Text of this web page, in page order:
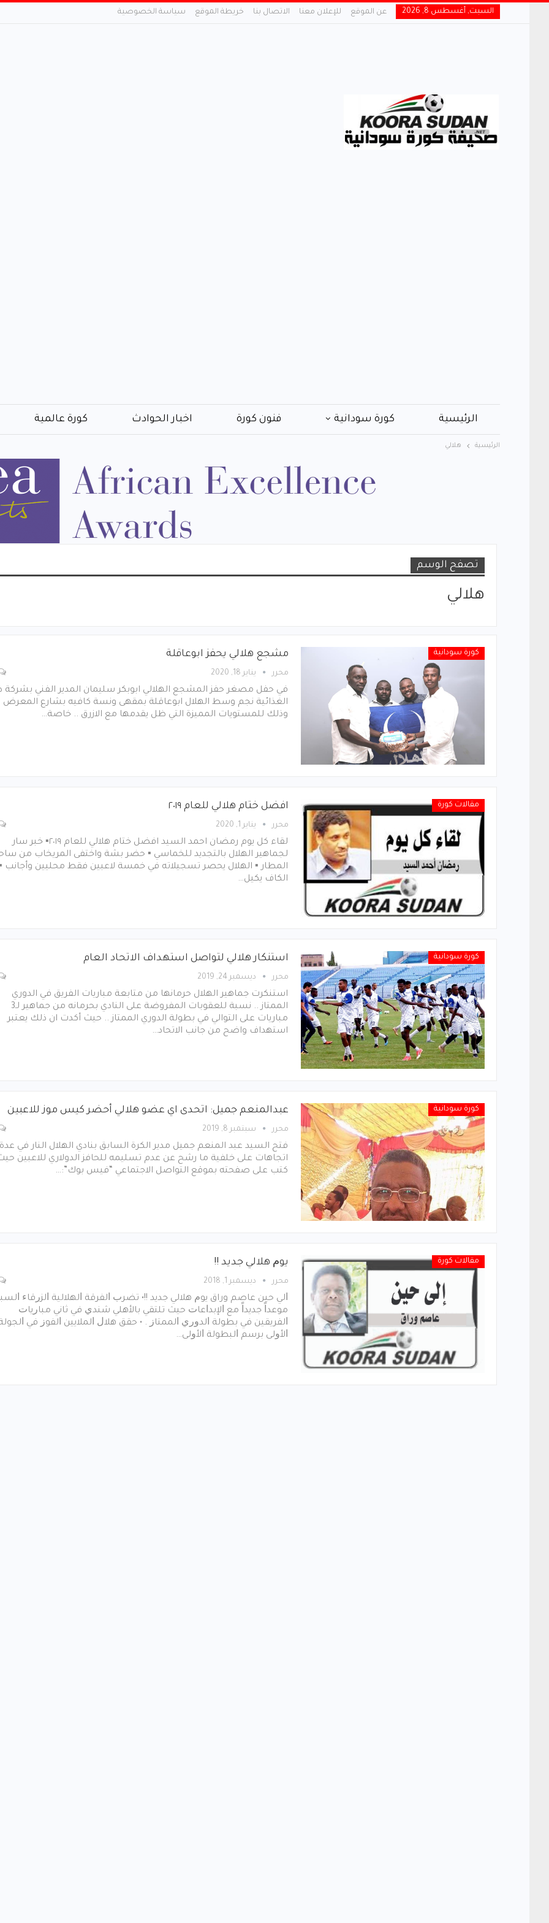
السبت, أغسطس 8, 2026 عن الموقع للإعلان معنا الاتصال بنا خريطة الموقع سياسة الخصوصية
الرئيسية كورة سودانية فنون كورة اخبار الحوادث كورة عالمية
الرئيسية ﻫﻼﻟﻲ
تصفح الوسم
ﻫﻼﻟﻲ
كورة سودانية مشجع هلالي يحفز ابوعاقلة
محرر يناير 18, 2020
في حفل مصغر حفز المشجع الهلالي ابوبكر سليمان المدير الفني بشركة
الغذائية نجم وسط الهلال ابوعاقلة بمقهى ونسة كافيه بشارع المعرض
وذلك للمستويات المميزة التي ظل يقدمها مع الازرق .. خاصة…
مقالات كورة افضل ختام هلالي للعام ٢٠١٩
محرر يناير 1, 2020
لقاء كل يوم رمضان احمد السيد افضل ختام هلالي للعام ٢٠١٩▪︎ خبر سار
لجماهير الهلال بالتجديد للخماسي ▪︎ حضر بشة واختفى المريخاب من
المطار ▪︎ الهلال يحصر تسجيلاته في خمسة لاعبين فقط محليين وأجانب
الكاف يكيل…
كورة سودانية استنكار هلالي لتواصل استهداف الاتحاد العام
محرر ديسمبر 24, 2019
استنكرت جماهير الهلال حرمانها من متابعة مباريات الفريق في الدوري
الممتاز .. نسبة للعقوبات المفروضة على النادي بحرمانه من جماهير لـ3
مباريات على التوالي في بطولة الدوري الممتاز .. حيث أكدت ان ذلك يعتبر
استهداف واضح من جانب الاتحاد…
كورة سودانية عبدالمنعم جميل: اتحدى اي عضو هلالي أحضر كيس موز للاعبين
محرر سبتمبر 8, 2019
فتح السيد عبد المنعم جميل مدير الكرة السابق بنادي الهلال النار في عدة
اتجاهات على خلفية ما رشح عن عدم تسليمه للحافز الدولاري للاعبين
كتب على صفحته بموقع التواصل الاجتماعي “فيس بوك”:…
مقالات كورة ﻳﻮﻡ ﻫﻼﻟﻲ ﺟﺪﻳﺪ !!
محرر ديسمبر 1, 2018
ﺍﻟﻲ ﺣﻴﻦ عاصم وراق ﻳﻮﻡ ﻫﻼﻟﻲ ﺟﺪﻳﺪ !!• ﺗﻀﺮﺏ ﺍﻟﻔﺮﻗﺔ ﺍﻟﻬﻼﻟﻴﺔ ﺍﻟﺰﺭﻗﺎﺀ
ﻣﻮﻋﺪﺍً ﺟﺪﻳﺪﺍً ﻣﻊ ﺍﻹﺑﺪﺍﻋﺎﺕ ﺣﻴﺚ ﺗﻠﺘﻘﻲ ﺑﺎﻷﻫﻠﻲ ﺷﻨﺪﻱ ﻓﻲ ﺛﺎﻧﻲ ﻣﺒﺎﺭﻳﺎﺕ
ﺍﻟﻔﺮﻳﻘﻴﻦ ﻓﻲ ﺑﻄﻮﻟﺔ ﺍﻟﺪﻭﺭﻱ ﺍﻟﻤﻤﺘﺎﺯ . • ﺣﻘﻖ ﻫﻼﻝ ﺍﻟﻤﻼﻳﻴﻦ ﺍﻟﻔﻮﺯ ﻓﻲ
ﺍﻷﻭﻟﻰ ﺑﺮﺳﻢ ﺍﻟﺒﻄﻮﻟﺔ ﺍﻷﻭﻟﻰ…